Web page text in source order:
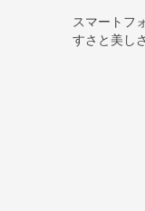
スマートフ
すさと美し